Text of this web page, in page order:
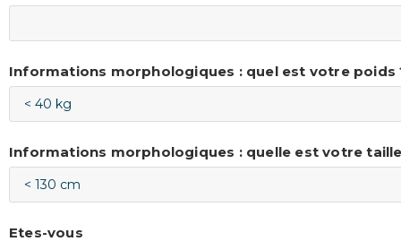
Informations morphologiques : quel est votre poids
Informations morphologiques : quelle est votre
Etes-vous